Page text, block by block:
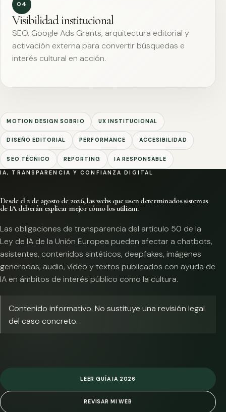
04
Visibilidad institucional
SEO, Google Ads Grants, arquitectura editorial y
activación externa para convertir búsquedas e
interés cultural en acción.
MOTION DESIGN SOBRIO UX INSTITUCIONAL
DISEÑO EDITORIAL PERFORMANCE ACCESIBILIDAD
SEO TÉCNICO REPORTING IA RESPONSABLE
IA, TRANSPARENCIA Y CONFIANZA DIGITAL
Desde el 2 de agosto de 2026, las webs que usen determinados sistemas
de IA deberán explicar mejor cómo los utilizan.
Las obligaciones de transparencia del artículo 50 de la
Ley de IA de la Unión Europea pueden afectar a chatbots,
asistentes, contenidos sintéticos, deepfakes, imágenes
generadas, audio, vídeo y textos publicados con ayuda de
IA en ámbitos de interés público como la cultura.
Contenido informativo. No sustituye una revisión legal
del caso concreto.
LEER GUÍA IA 2026
REVISAR MI WEB